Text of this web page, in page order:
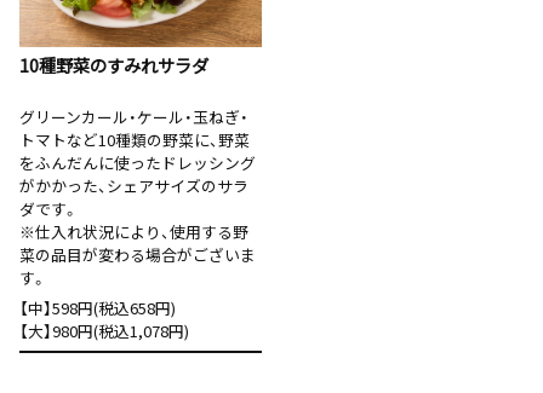
10種野菜のすみれサラダ
グリーンカール・ケール・玉ねぎ・
トマトなど10種類の野菜に、野菜
をふんだんに使ったドレッシング
がかかった、シェアサイズのサラ
ダです。
※仕入れ状況により、使用する野
菜の品目が変わる場合がございま
す。
【中】598円(税込658円)
【大】980円(税込1,078円)